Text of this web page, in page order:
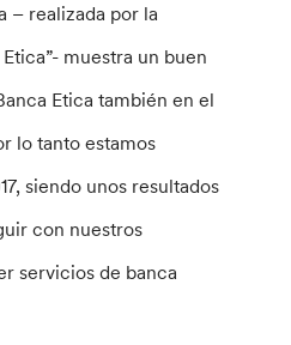
– realizada por la
muestra un buen
Etica también en el
lo tanto estamos
siendo unos resultados
con nuestros
servicios de banca